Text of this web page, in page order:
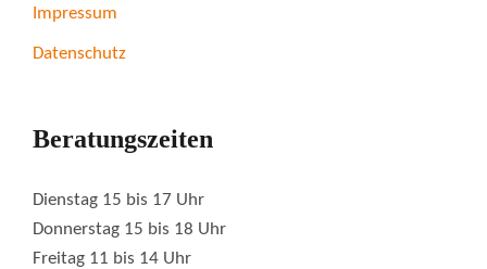
Impressum
Datenschutz
Beratungszeiten
Dienstag 15 bis 17 Uhr
Donnerstag 15 bis 18 Uhr
Freitag 11 bis 14 Uhr